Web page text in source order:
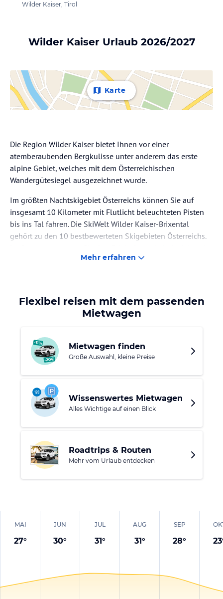
Wilder Kaiser, Tirol
Wilder Kaiser Urlaub 2026/2027
Karte
Die Region Wilder Kaiser bietet Ihnen vor einer
atemberaubenden Bergkulisse unter anderem das erste
alpine Gebiet, welches mit dem Österreichischen
Wandergütesiegel ausgezeichnet wurde.
Im größten Nachtskigebiet Österreichs können Sie auf
insgesamt 10 Kilometer mit Flutlicht beleuchteten Pisten
bis ins Tal fahren. Die SkiWelt Wilder Kaiser-Brixental
gehört zu den 10 bestbewerteten Skigebieten Österreichs.
Canyoning, Paragleiten, Trailrunning, sowie ein 27-Loch
Naturschutzgebiet Wilder Kaiser stehen Ihnen attraktive
Unterkünfte für Ihren Urlaub zur Verfügung.
Mehr erfahren
Flexibel reisen mit dem passenden
Mietwagen
Mietwagen finden
Große Auswahl, kleine Preise
Wissenswertes Mietwagen
Alles Wichtige auf einen Blick
Roadtrips & Routen
Mehr vom Urlaub entdecken
MAI
27°
JUN
30°
JUL
31°
AUG
31°
SEP
28° 23